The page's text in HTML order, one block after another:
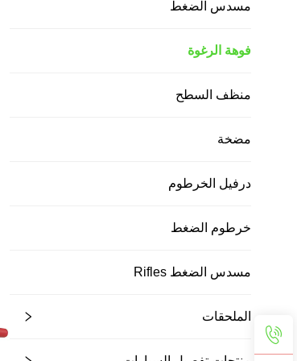
مسدس الضغط
فوهة الرغوة
منظف السطح
مضخة
درفيل الخرطوم
خرطوم الضغط
مسدس الضغط Rifles
الملحقات